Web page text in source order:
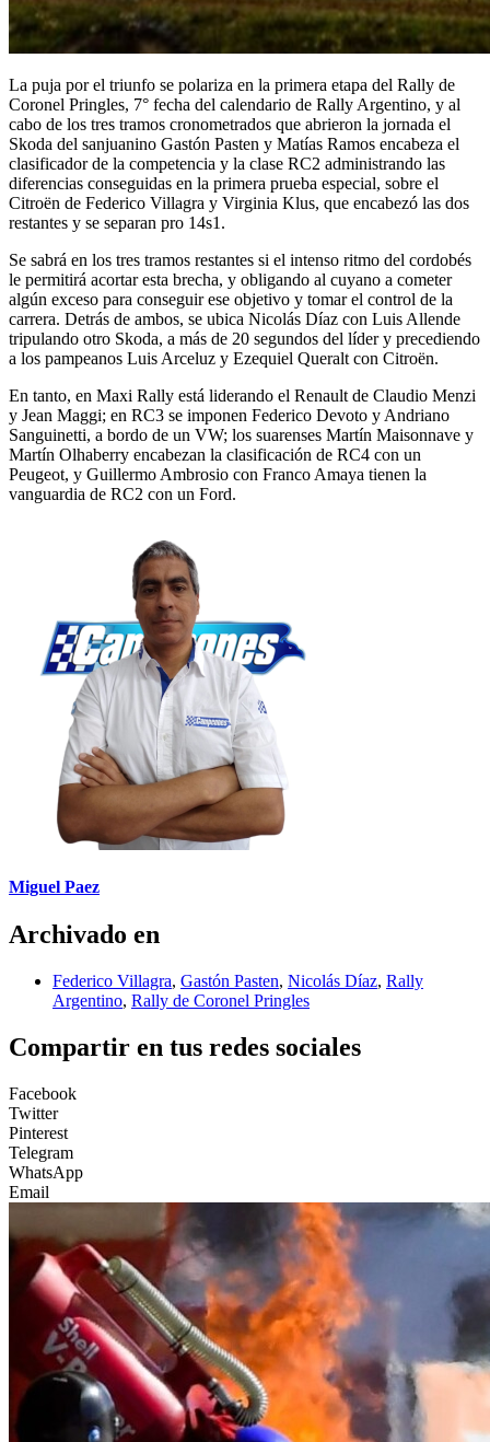
La puja por el triunfo se polariza en la primera etapa del Rally de
Coronel Pringles, 7° fecha del calendario de Rally Argentino, y al
cabo de los tres tramos cronometrados que abrieron la jornada el
Skoda del sanjuanino Gastón Pasten y Matías Ramos encabeza el
clasificador de la competencia y la clase RC2 administrando las
diferencias conseguidas en la primera prueba especial, sobre el
Citroën de Federico Villagra y Virginia Klus, que encabezó las dos
restantes y se separan pro 14s1.
Se sabrá en los tres tramos restantes si el intenso ritmo del cordobés
le permitirá acortar esta brecha, y obligando al cuyano a cometer
algún exceso para conseguir ese objetivo y tomar el control de la
carrera. Detrás de ambos, se ubica Nicolás Díaz con Luis Allende
tripulando otro Skoda, a más de 20 segundos del líder y precediendo
a los pampeanos Luis Arceluz y Ezequiel Queralt con Citroën.
En tanto, en Maxi Rally está liderando el Renault de Claudio Menzi
y Jean Maggi; en RC3 se imponen Federico Devoto y Andriano
Sanguinetti, a bordo de un VW; los suarenses Martín Maisonnave y
Martín Olhaberry encabezan la clasificación de RC4 con un
Peugeot, y Guillermo Ambrosio con Franco Amaya tienen la
vanguardia de RC2 con un Ford.
Miguel Paez
Archivado en
Federico Villagra, Gastón Pasten, Nicolás Díaz, Rally
Argentino, Rally de Coronel Pringles
Compartir en tus redes sociales
Facebook
Twitter
Pinterest
Telegram
WhatsApp
Email